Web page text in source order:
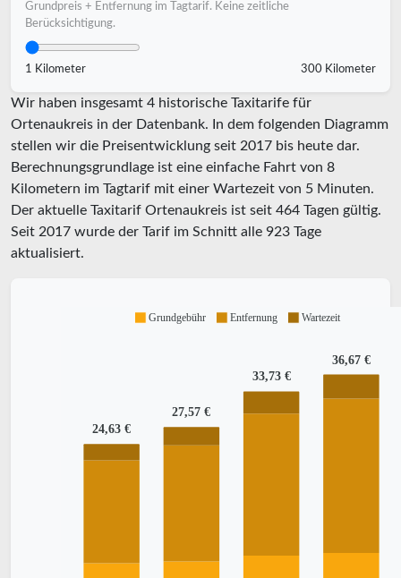
Grundpreis + Entfernung im Tagtarif. Keine zeitliche
Berücksichtigung.
1 Kilometer 300 Kilometer
Wir haben insgesamt 4 historische Taxitarife für
Ortenaukreis in der Datenbank. In dem folgenden Diagramm
stellen wir die Preisentwicklung seit 2017 bis heute dar.
Berechnungsgrundlage ist eine einfache Fahrt von 8
Kilometern im Tagtarif mit einer Wartezeit von 5 Minuten.
Der aktuelle Taxitarif Ortenaukreis ist seit 464 Tagen gültig.
Seit 2017 wurde der Tarif im Schnitt alle 923 Tage
aktualisiert.
24,63 €
27,57 €
33,73 €
36,67 €
Grundgebühr Entfernung Wartezeit